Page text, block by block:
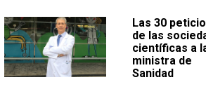
Las 30
de las
científicas a
ministra de
Sanidad